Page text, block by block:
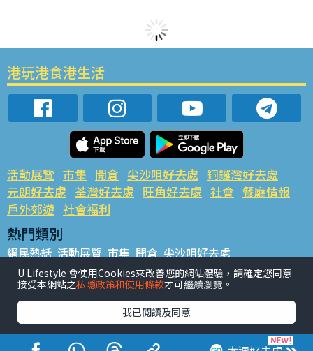
港玩港食港生活
活動展覽 市集 開倉 尖沙咀好去處 銅鑼灣好去處
元朗好去處 荃灣好去處 旺角好去處 社會 餐廳情報
戶外郊遊 社會福利
熱門類別
網民熱話 活動展覽 市集 開倉 尖沙咀好去處
銅鑼灣好去處 元朗好去處 荃灣好去處 旺角好去處 社會
餐廳情報 戶外郊遊
熱門標籤
#UGO搵好去處 #人氣活動推介 #美食社群熱話
#親子玩樂好去處
#ULifestyle應用程式 #限時搶
U Lifestyle 會使用Cookies來改善您的網站體驗，請確定您同意
接受本網站之私隱政策和使用條款才可繼續瀏覽。
我已閱讀及同意